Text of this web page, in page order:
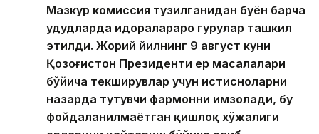
Мазкур комиссия тузилганидан буён барча
ҳудудларда идоралараро гуруҳлар ташкил
этилди. Жорий йилнинг 9 август куни
Қозоғистон Президенти ер масалалари
бўйича текширувлар учун истисноларни
назарда тутувчи фармонни имзолади, бу
фойдаланилмаётган қишлоқ хўжалиги